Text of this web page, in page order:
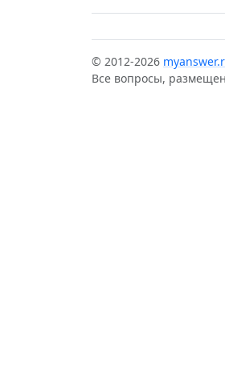
© 2012-2026
Все вопросы,